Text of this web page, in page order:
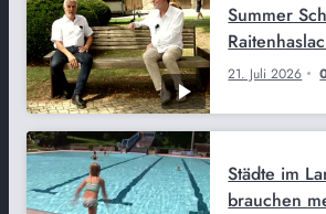
21. Juli 2026
Summer
Städte im
brauchen